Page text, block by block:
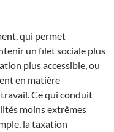
qui permet
un filet sociale plus
plus accessible, ou
en matière
Ce qui conduit
moins extrêmes
la taxation